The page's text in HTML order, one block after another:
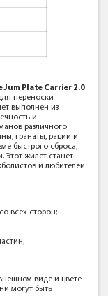
Jum Plate Carrier 2.0
переноски
выполнен из
и
различного
гранаты, рации и
быстрого сброса,
Этот жилет станет
и любителей
всех сторон;
виде и цвете
могут быть